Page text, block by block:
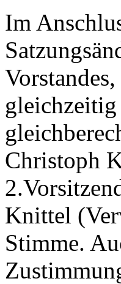
Im
gleichzeitig
Christoph
Knittel
Stimme.